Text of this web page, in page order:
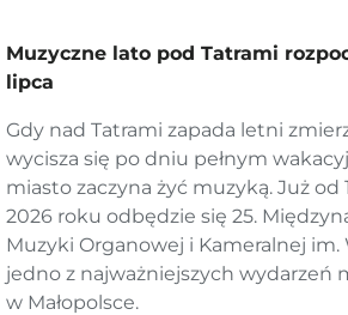
Muzyczne lato pod Tatrami
lipca
Gdy nad Tatrami zapada letni
wycisza się po dniu pełnym
miasto zaczyna żyć muzyką. Już od
2026 roku odbędzie się 25.
Muzyki Organowej i Kameralnej im.
jedno z najważniejszych wydarzeń
w Małopolsce.